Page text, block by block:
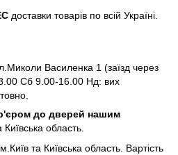
доставки товарів по всій Україні.
Василенка 1 (заїзд через
Сб 9.00-16.00 Нд: вих
до дверей нашим
Київська область.
та Київська область. Вартість